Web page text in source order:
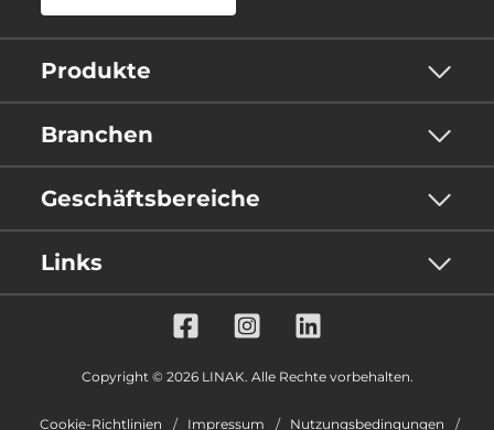
Produkte
Branchen
Geschäftsbereiche
Links
Copyright © 2026 LINAK. Alle Rechte vorbehalten.
Cookie-Richtlinien Impressum Nutzungsbedingungen